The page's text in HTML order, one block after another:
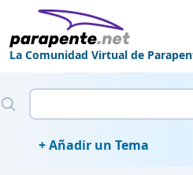
La Comunidad Virtual de
+ Añadir un Tema